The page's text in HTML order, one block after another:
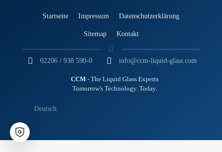
Startseite Impressum Datenschutzerklärung
Sitemap Kontakt
02206 / 938 590-0 info@ccm-liquid-glass.com
CCM - The Liquid Glass Experts
Tomorrow's Technology. Today.
Deutsch